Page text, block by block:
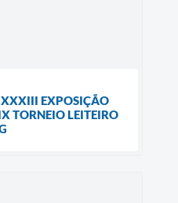
XXXIII EXPOSIÇÃO
TORNEIO LEITEIRO